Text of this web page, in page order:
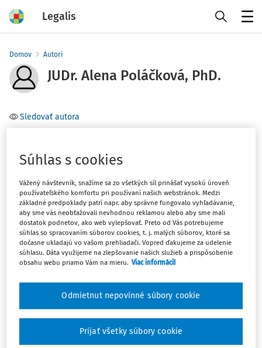
Legalis
Domov Autori
JUDr. Alena Poláčková, PhD.
Sledovať autora
Počet vyhľadaných dokumentov:1
Zoradiť podľa:
Najnovšie
Najstaršie
Quo vadis slovenská justícia, alebo
skôr...kam ťa ženú politické hry?
QUO VADIS SLOVENSKÁ JUSTÍCIA, alebo skôr ... kam ta
Súhlas s cookies
Vážený návštevník, snažíme sa zo všetkých síl prinášať vysokú úroveň
používateľského komfortu pri používaní našich webstránok. Medzi
základné predpoklady patrí napr. aby správne fungovalo vyhľadávanie,
aby sme vás neobťažovali nevhodnou reklamou alebo aby sme mali
dostatok podnetov, ako web vylepšovať. Preto od Vás potrebujeme
súhlas so spracovaním súborov cookies, t. j. malých súborov, ktoré sa
dočasne ukladajú vo vašom prehliadači. Vopred ďakujeme za udelenie
súhlasu. Dáta využijeme na zlepšovanie našich služieb a prispôsobenie
obsahu webu priamo Vám na mieru. Viac informácií
Odmietnut nepovinné súbory cookie
Prijať všetky súbory cookie